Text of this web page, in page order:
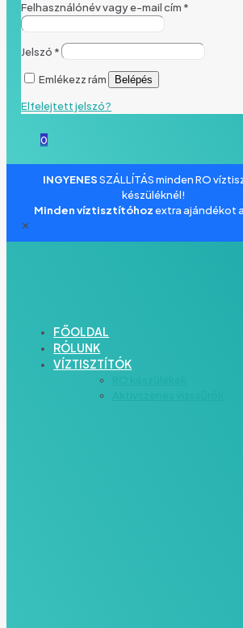
Felhasználónév vagy e-mail cím *
Jelszó *
Emlékezz rám Belépés
Elfelejtett jelszó?
0
INGYENESSZÁLLÍTÁS minden RO
készüléknél!
Minden víztisztítóhozextra ajándékot
✕
FŐOLDAL
RÓLUNK
VÍZTISZTÍTÓK